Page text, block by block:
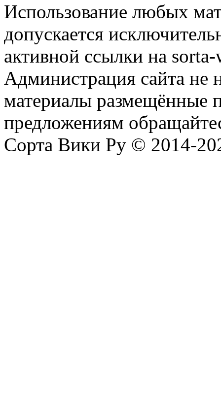
Использование любых
допускается
активной ссылки на
Администрация сайта не
материалы размещённые
предложениям
Сорта Вики Ру © 2014-